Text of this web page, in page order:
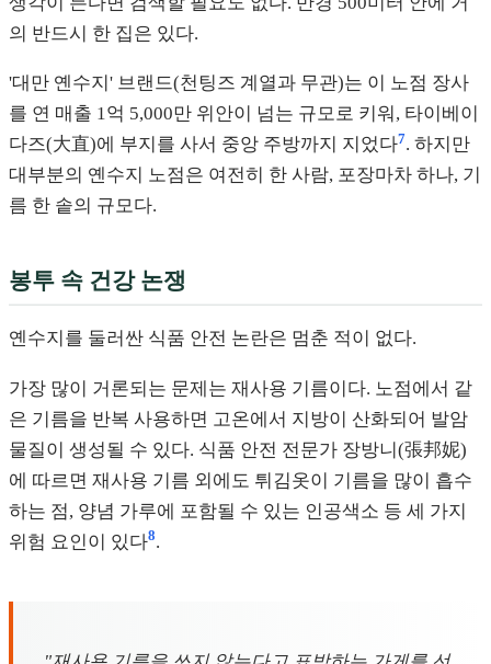
의 반드시 한 집은 있다.
'대만 옌수지' 브랜드(천팅즈 계열과 무관)는 이 노점 장사
를 연 매출 1억 5,000만 위안이 넘는 규모로 키워, 타이베이
다즈(大直)에 부지를 사서 중앙 주방까지 지었다7. 하지만
대부분의 옌수지 노점은 여전히 한 사람, 포장마차 하나, 기
름 한 솥의 규모다.
봉투 속 건강 논쟁
옌수지를 둘러싼 식품 안전 논란은 멈춘 적이 없다.
가장 많이 거론되는 문제는 재사용 기름이다. 노점에서 같
은 기름을 반복 사용하면 고온에서 지방이 산화되어 발암
물질이 생성될 수 있다. 식품 안전 전문가 장방니(張邦妮)
에 따르면 재사용 기름 외에도 튀김옷이 기름을 많이 흡수
하는 점, 양념 가루에 포함될 수 있는 인공색소 등 세 가지
위험 요인이 있다8.